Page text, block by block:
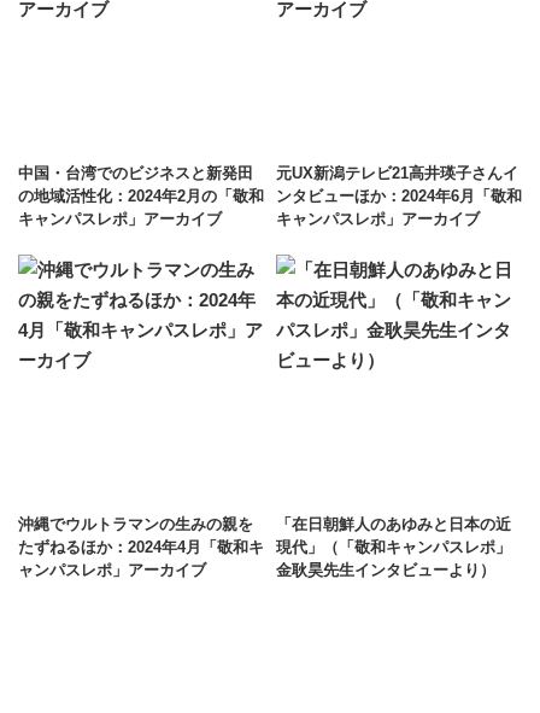
中国・台湾でのビジネスと新発田
の地域活性化：2024年2月の「敬和
キャンパスレポ」アーカイブ
元UX新潟テレビ21高井瑛子さんイ
ンタビューほか：2024年6月「敬和
キャンパスレポ」アーカイブ
沖縄でウルトラマンの生みの親を
たずねるほか：2024年4月「敬和キ
ャンパスレポ」アーカイブ
「在日朝鮮人のあゆみと日本の近
現代」（「敬和キャンパスレポ」
金耿昊先生インタビューより）